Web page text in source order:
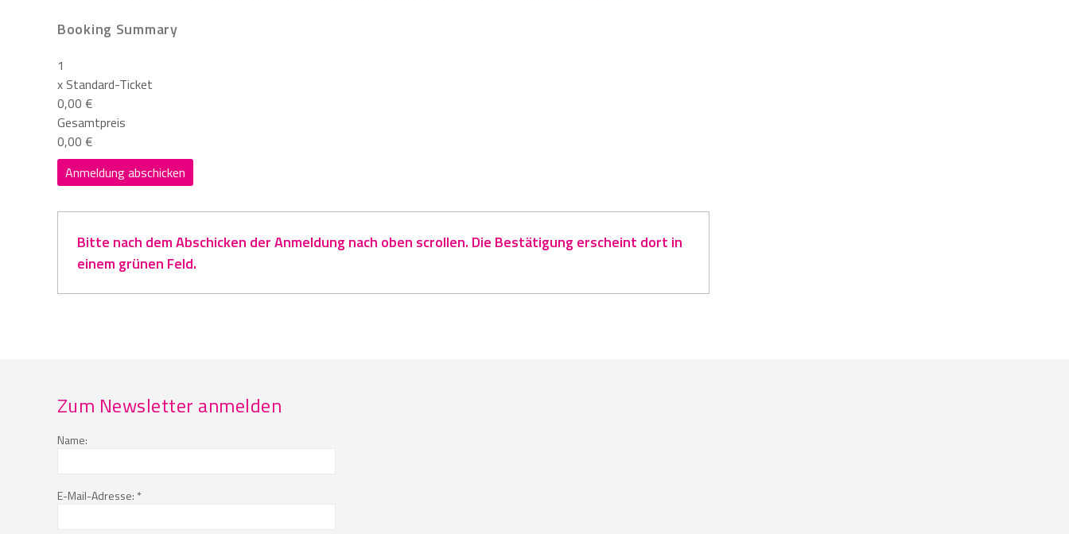
Booking Summary
1
x Standard-Ticket
0,00 €
Gesamtpreis
0,00 €
Bitte nach dem Abschicken der Anmeldung nach oben scrollen. Die Bestätigung erscheint dort in
einem grünen Feld.
Zum Newsletter anmelden
Name:
E-Mail-Adresse: *